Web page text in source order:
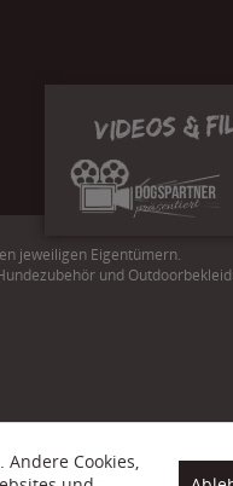
Videos &
jeweiligen Eigentümern.
und
Cookies,